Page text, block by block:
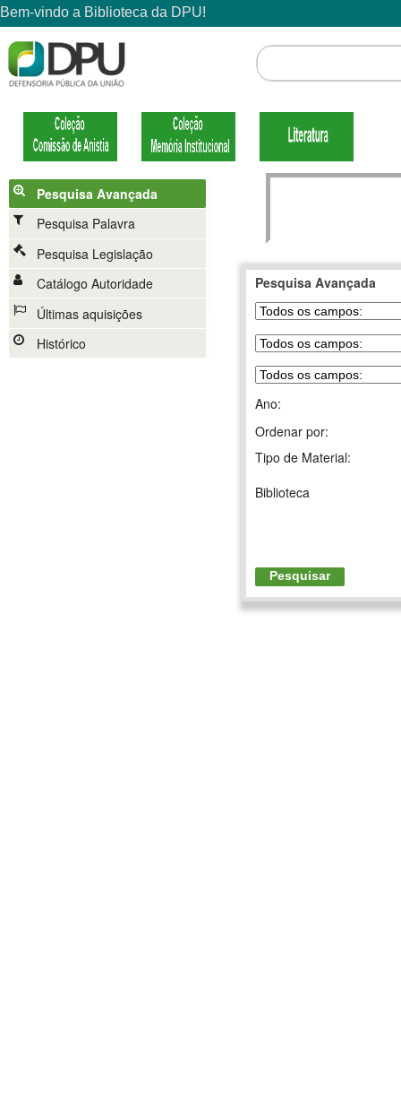
Pesquisa Avançada
Pesquisa Palavra
Pesquisa Legislação
Catálogo Autoridade
Últimas aquisições
Histórico
Pesquisa Avançada
Ano:
Ordenar por:
Tipo de Material:
Biblioteca
Pesquisar